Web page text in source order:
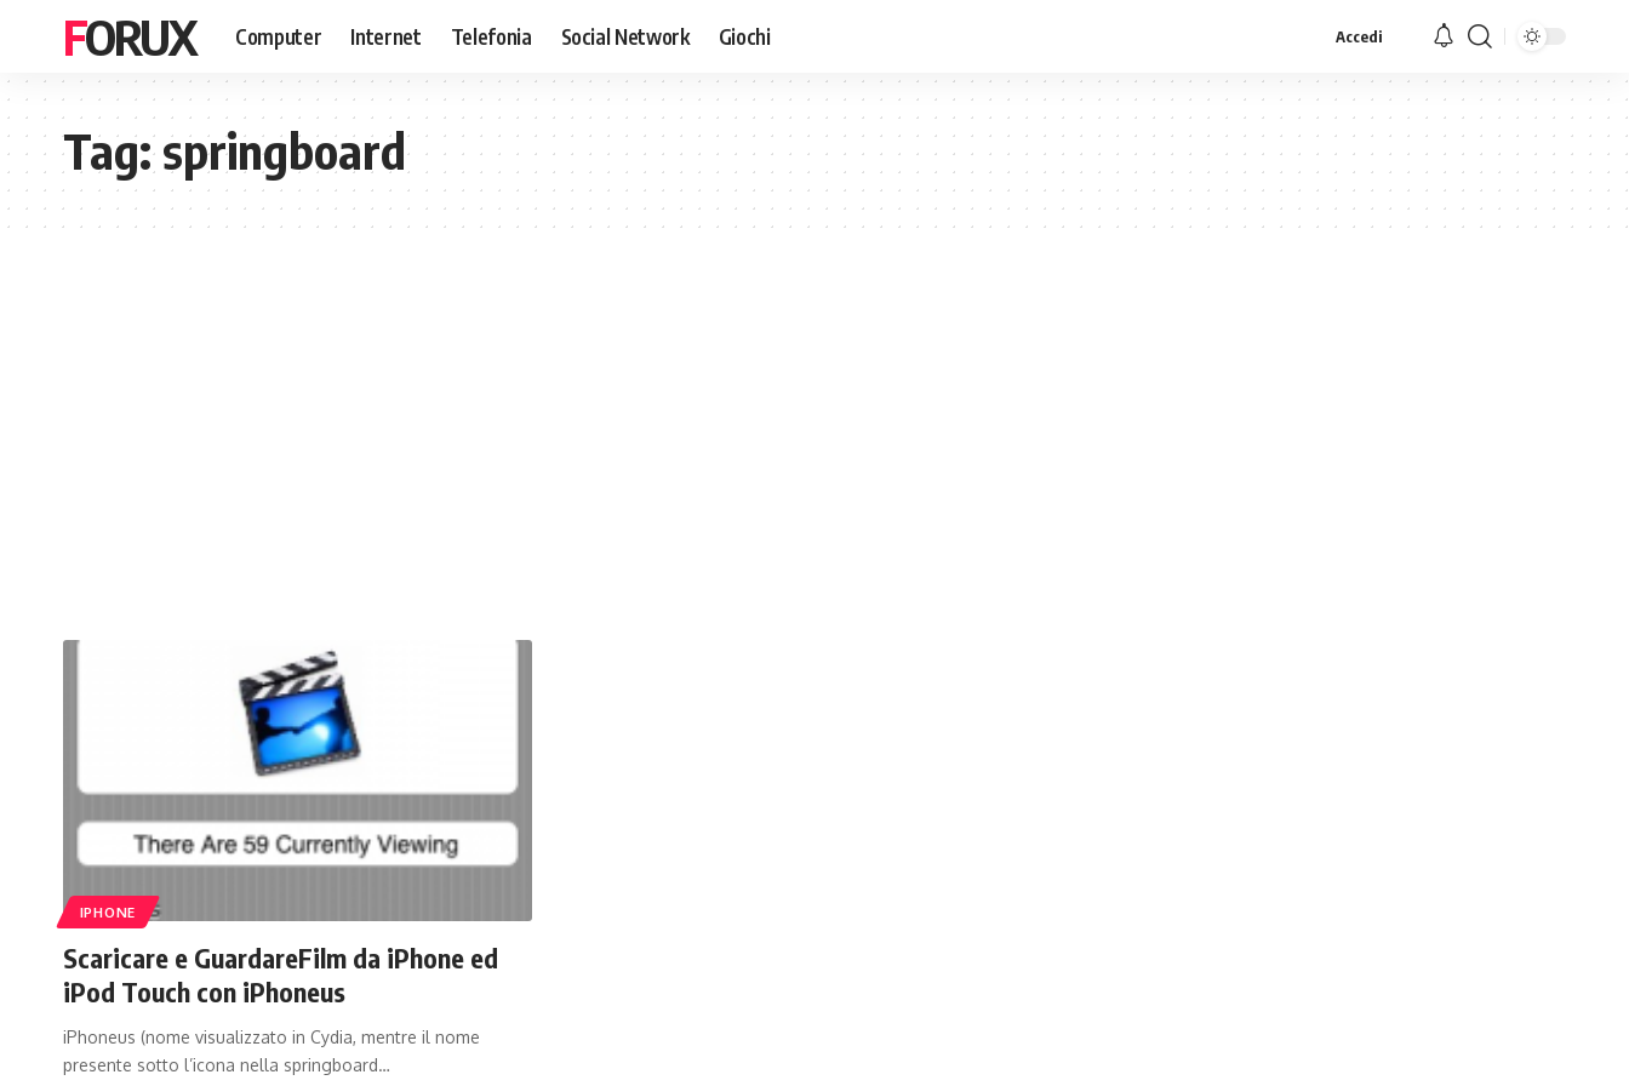
FORUX Computer Internet Telefonia Social Network Giochi Accedi
Tag:springboard
IPHONE
Scaricare e GuardareFilm da iPhone ed
iPod Touch con iPhoneus
iPhoneus (nome visualizzato in Cydia, mentre il nome
presente sotto l’icona nella springboard…